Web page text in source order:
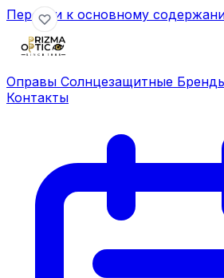
Перейти к основному
Оправы Солнцезащитные
Контакты